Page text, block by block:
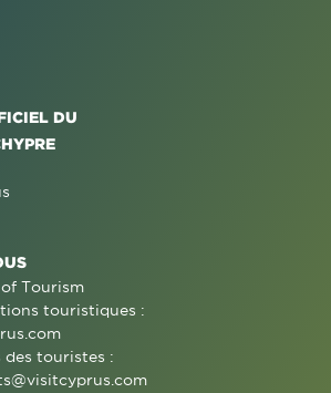
DU
Tourism
touristiques :
des touristes :